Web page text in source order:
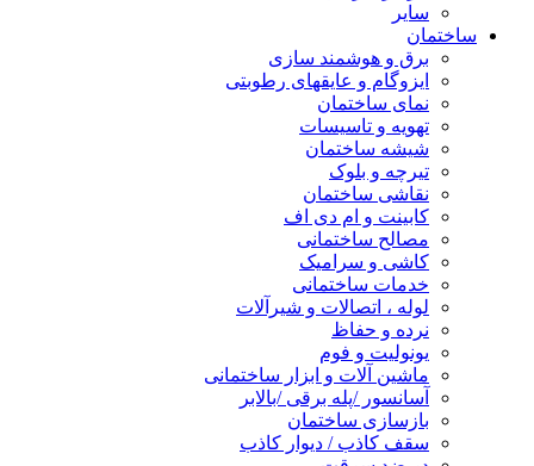
سایر
ساختمان
برق و هوشمند سازی
ایزوگام و عایقهای رطوبتی
نمای ساختمان
تهویه و تاسیسات
شیشه ساختمان
تیرچه و بلوک
نقاشی ساختمان
کابینت و ام دی اف
مصالح ساختمانی
کاشی و سرامیک
خدمات ساختمانی
لوله ، اتصالات و شیرآلات
نرده و حفاظ
یونولیت و فوم
ماشین آلات و ابزار ساختمانی
آسانسور /پله برقی /بالابر
بازسازی ساختمان
سقف کاذب / دیوار کاذب